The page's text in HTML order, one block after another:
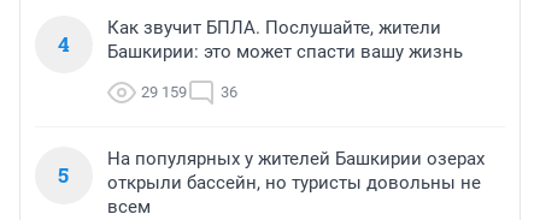
4
Как звучит БПЛА. Послушайте, жители
Башкирии: это может спасти вашу жизнь
29 159 36
5
На популярных у жителей Башкирии озерах
открыли бассейн, но туристы довольны не
всем